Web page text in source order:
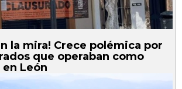
la mira! Crece polémica por
que operaban como
León